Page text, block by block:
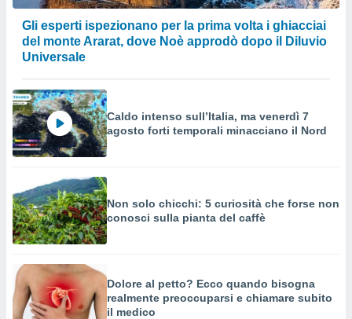
Gli esperti ispezionano per la prima volta i ghiacciai
del monte Ararat, dove Noè approdò dopo il Diluvio
Universale
Caldo intenso sull’Italia, ma venerdì 7
agosto forti temporali minacciano il Nord
Non solo chicchi: 5 curiosità che forse non
conosci sulla pianta del caffè
Dolore al petto? Ecco quando bisogna
realmente preoccuparsi e chiamare subito
il medico